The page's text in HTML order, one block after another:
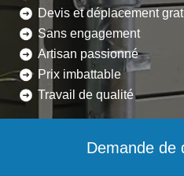
Devis et déplacement
Sans engagement
Artisan passionné
Prix imbattable
Travail de qualité
Demande de